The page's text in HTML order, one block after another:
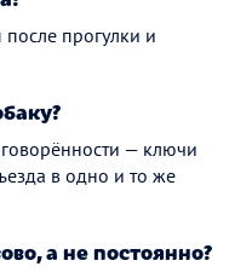
прогулки и
— ключи
в одно и то же
а не постоянно?